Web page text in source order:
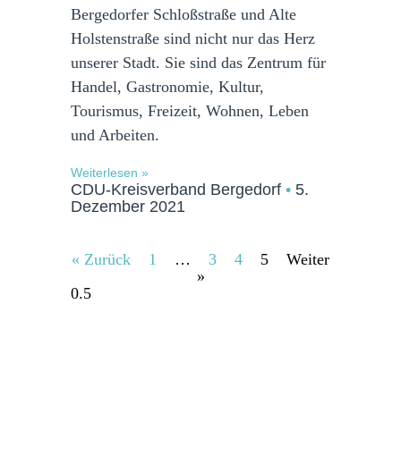
Bergedorfer Schloßstraße und Alte
Holstenstraße sind nicht nur das Herz
unserer Stadt. Sie sind das Zentrum für
Handel, Gastronomie, Kultur,
Tourismus, Freizeit, Wohnen, Leben
und Arbeiten.
Weiterlesen »
CDU-Kreisverband Bergedorf
5.
Dezember 2021
« Zurück 1 … 3 4 5
Weiter
»